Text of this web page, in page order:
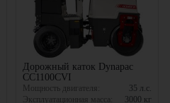
Дорожный каток Dynapac
CC1100CVI
Мощность двигателя: 35 л.с.
Эксплуатационная масса:
3000 кг